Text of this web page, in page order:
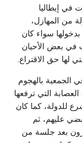
في إيطاليا
من المهازل،
سواء كان
في بعض الأحيان
لها حق الاقتراع.
الجمعية بالهجوم
التي ترفعها
للدولة، كما كان
عليهم، ثم
بعد جلسة من